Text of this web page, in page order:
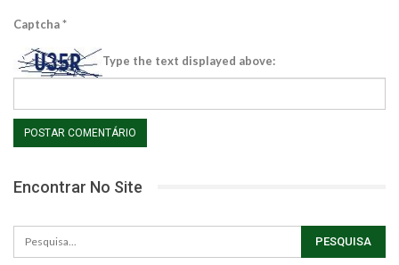
Captcha*
Type the text displayed above:
Encontrar No Site